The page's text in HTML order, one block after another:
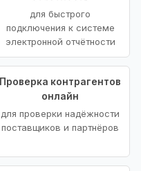
для быстрого
подключения к системе
электронной отчётности
Проверка контрагентов
онлайн
для проверки надёжности
поставщиков и партнёров